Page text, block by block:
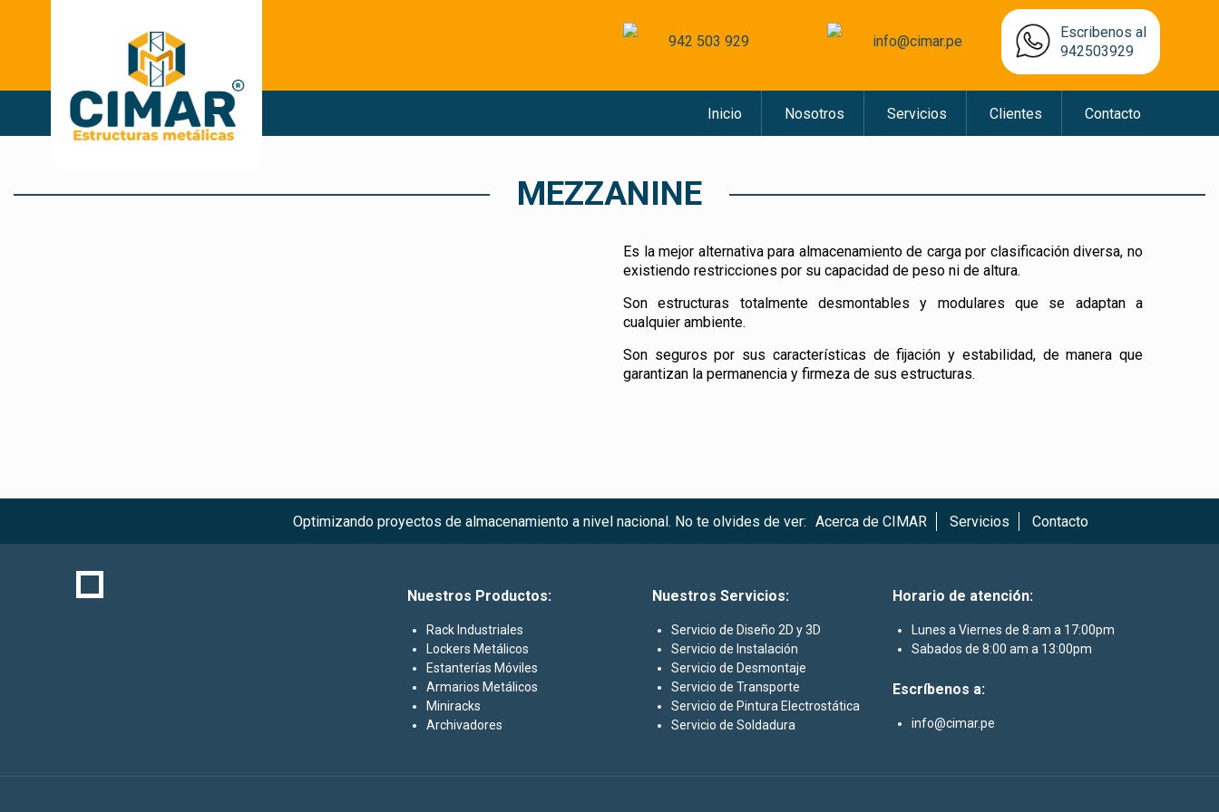
942 503 929 info@cimar.pe
Escribenos al
942503929
Inicio Nosotros Servicios Clientes Contacto
MEZZANINE
Es la mejor alternativa para almacenamiento de carga por clasificación diversa, no
existiendo restricciones por su capacidad de peso ni de altura.
Son estructuras totalmente desmontables y modulares que se adaptan a
cualquier ambiente.
Son seguros por sus características de fijación y estabilidad, de manera que
garantizan la permanencia y firmeza de sus estructuras.
Optimizando proyectos de almacenamiento a nivel nacional. No te olvides de ver: Acerca de CIMAR Servicios Contacto
Nuestros Productos:
Rack Industriales
Lockers Metálicos
Estanterías Móviles
Armarios Metálicos
Miniracks
Archivadores
Nuestros Servicios:
Servicio de Diseño 2D y 3D
Servicio de Instalación
Servicio de Desmontaje
Servicio de Transporte
Servicio de Pintura Electrostática
Servicio de Soldadura
Horario de atención:
Lunes a Viernes de 8:am a 17:00pm
Sabados de 8:00 am a 13:00pm
Escríbenos a:
info@cimar.pe